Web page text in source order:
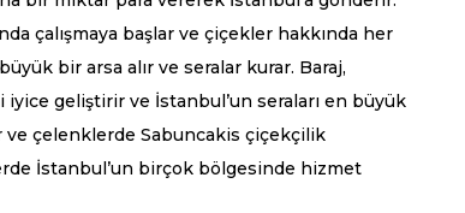
çalışmaya başlar ve çiçekler hakkında her
bir arsa alır ve seralar kurar. Baraj,
geliştirir ve İstanbul’un seraları en büyük
ve çelenklerde Sabuncakis çiçekçilik
İstanbul’un birçok bölgesinde hizmet